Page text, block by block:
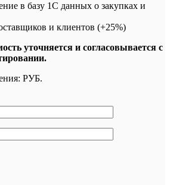
в базу 1С данных о закупках и
и клиентов (+25%)
уточняется и согласовывается с
РУБ.